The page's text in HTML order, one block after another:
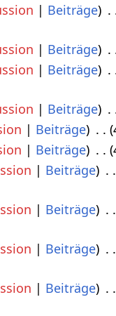
Beiträge
Beiträge
Beiträge
Beiträge
Beiträge
Beiträge
Beiträge
Beiträge
Beiträge
Beiträge